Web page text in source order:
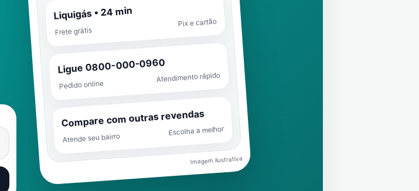
Liquigás • 24 min
Frete grátis
Pix e cartão
Ligue 0800-000-0960
Pedido online
Atendimento rápido
Compare com outras revendas
Atende seu bairro
Escolha a melhor
Imagem ilustrativa